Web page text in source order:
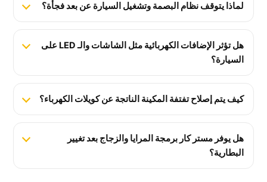
لماذا يتوقف نظام البصمة وتشغيل السيارة عن بعد فجأة؟
هل تؤثر الإضافات الكهربائية مثل الشاشات والـ LED على
السيارة؟
كيف يتم إصلاح تفتفة المكينة الناتجة عن كويلات الكهرباء؟
هل يوفر مستر كار برمجة المرايا والزجاج بعد تغيير
البطارية؟